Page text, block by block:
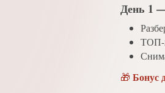
День 1
ТОП-
🎁 Бонус